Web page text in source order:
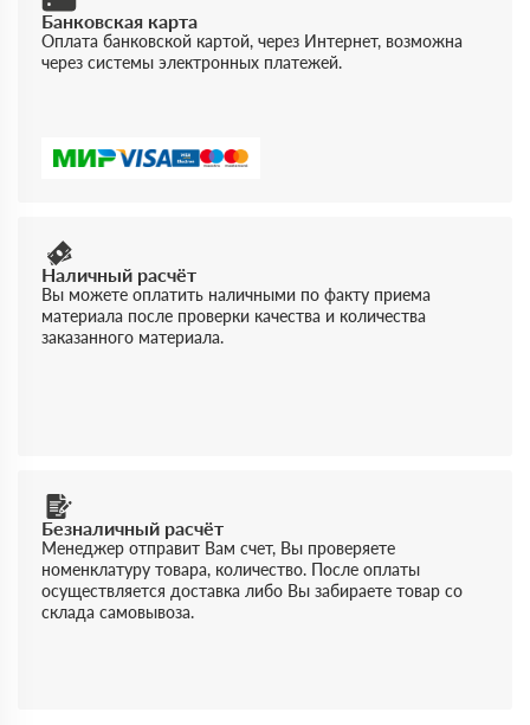
Банковская карта
Оплата банковской картой, через Интернет, возможна
через системы электронных платежей.
Наличный расчёт
Вы можете оплатить наличными по факту приема
материала после проверки качества и количества
заказанного материала.
Безналичный расчёт
Менеджер отправит Вам счет, Вы проверяете
номенклатуру товара, количество. После оплаты
осуществляется доставка либо Вы забираете товар со
склада самовывоза.